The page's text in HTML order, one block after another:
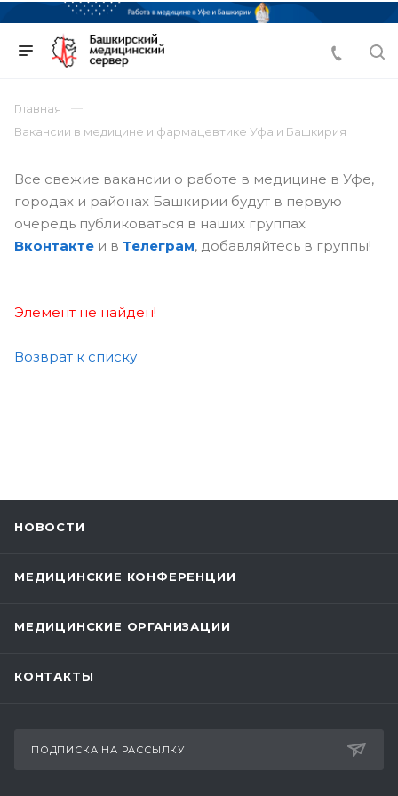
Главная
Вакансии в медицине и фармацевтике Уфа и Башкирия
Все свежие вакансии о работе в медицине в Уфе,
городах и районах Башкирии будут в первую
очередь публиковаться в наших группах
Вконтакте и в Телеграм, добавляйтесь в группы!
Элемент не найден!
Возврат к списку
НОВОСТИ
МЕДИЦИНСКИЕ КОНФЕРЕНЦИИ
МЕДИЦИНСКИЕ ОРГАНИЗАЦИИ
КОНТАКТЫ
ПОДПИСКА НА РАССЫЛКУ